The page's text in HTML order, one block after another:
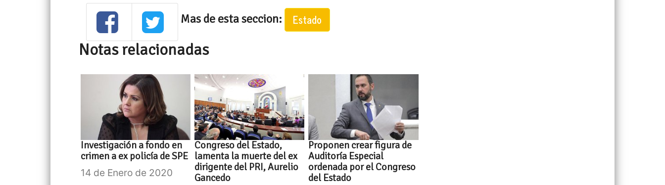
Mas de esta seccion: Estado
Notas relacionadas
Investigación a fondo en
crimen a ex policía de SPE
14 de Enero de 2020
Congreso del Estado,
lamenta la muerte del ex
dirigente del PRI, Aurelio
Gancedo
Proponen crear figura de
Auditoría Especial
ordenada por el Congreso
del Estado